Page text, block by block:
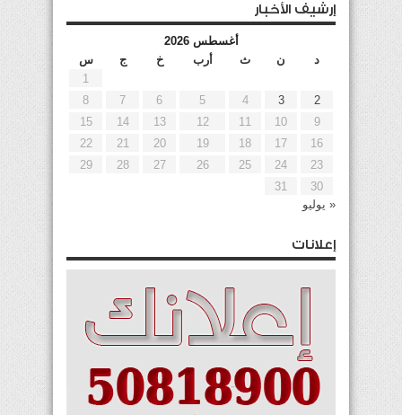
إرشيف الأخبار
أغسطس 2026
د
ن ث أرب خ ج
س
1
2
3
4
5
6
7
8
9
10
11
12
13
14
15
16
17
18
19
20
21
22
23
24
25
26
27
28
29
30
31
« يوليو
إعلانات